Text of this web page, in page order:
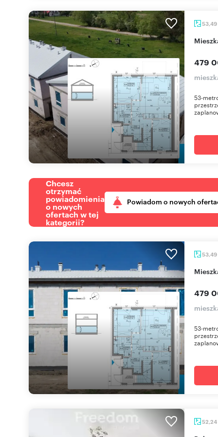
53,49
479
53-
Chcesz
otrzymać
powiadomienia
o nowych
ofertach w tej
kategorii?
Powiadom o nowych
53,49
479
53-
52,24